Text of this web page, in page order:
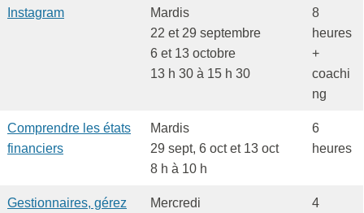
Instagram
Mardis
22 et 29 septembre
6 et 13 octobre
13 h 30 à 15 h 30
8
heures
+
coachi
ng
Comprendre les états
financiers
Mardis
29 sept, 6 oct et 13 oct
8 h à 10 h
6
heures
Gestionnaires, gérez
Mercredi
4